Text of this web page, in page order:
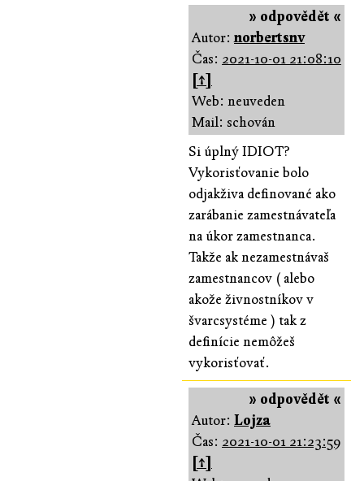
» odpovědět «
Autor:norbertsnv
Čas: 2021-10-01 21:08:10
[↑]
Web: neuveden
Mail: schován
Si úplný IDIOT?
Vykorisťovanie bolo
odjakživa definované ako
zarábanie zamestnávateľa
na úkor zamestnanca.
Takže ak nezamestnávaš
zamestnancov ( alebo
akože živnostníkov v
švarcsystéme ) tak z
definície nemôžeš
vykorisťovať.
» odpovědět «
Autor: Lojza
Čas: 2021-10-01 21:23:59
[↑]